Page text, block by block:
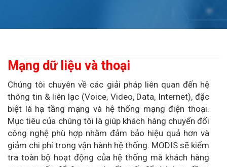
Mạng dữ liệu và thoại
Chúng tôi chuyên về các giải pháp liên quan đến hệ
thông tin & liên lạc (Voice, Video, Data, Internet), đặc
biệt là hạ tầng mạng và hệ thống mạng điện thoại.
Mục tiêu của chúng tôi là giúp khách hàng chuyển đổi
công nghệ phù hợp nhằm đảm bảo hiệu quả hơn và
giảm chi phí trong vận hành hệ thống. MODIS sẽ kiểm
tra toàn bộ hoạt động của hệ thống mà khách hàng